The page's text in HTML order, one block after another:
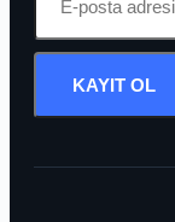
KAYIT OL